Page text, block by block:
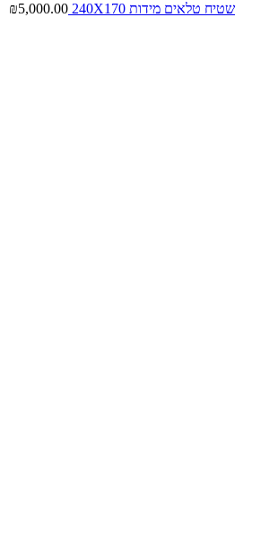
שטיח טלאים מידות 240X170 ₪5,000.00